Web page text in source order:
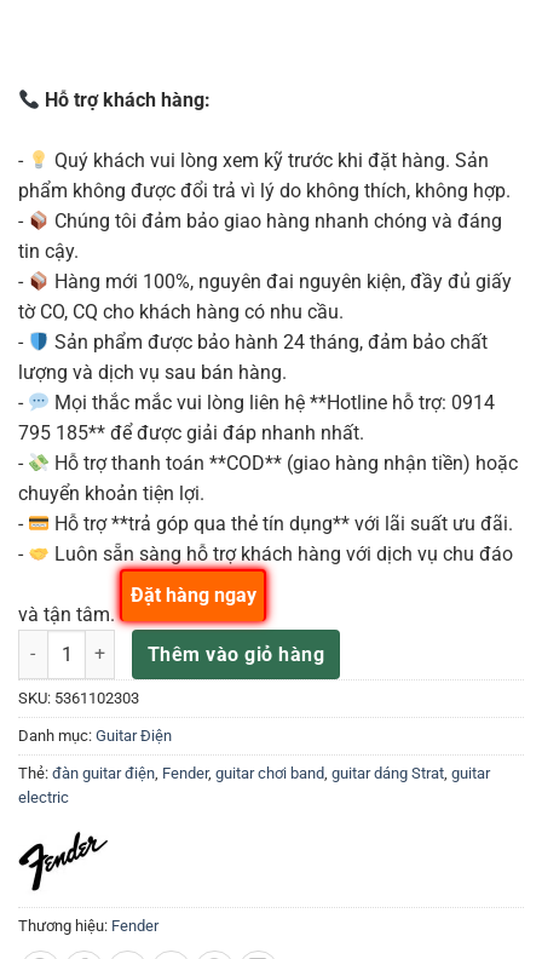
Hỗ trợ khách hàng:
-
Quý khách vui lòng xem kỹ trước khi đặt hàng. Sản
phẩm không được đổi trả vì lý do không thích, không hợp.
-
Chúng tôi đảm bảo giao hàng nhanh chóng và đáng
tin cậy.
-
Hàng mới 100%, nguyên đai nguyên kiện, đầy đủ giấy
tờ CO, CQ cho khách hàng có nhu cầu.
-
Sản phẩm được bảo hành 24 tháng, đảm bảo chất
lượng và dịch vụ sau bán hàng.
-
Mọi thắc mắc vui lòng liên hệ **Hotline hỗ trợ: 0914
795 185** để được giải đáp nhanh nhất.
-
Hỗ trợ thanh toán **COD** (giao hàng nhận tiền) hoặc
chuyển khoản tiện lợi.
-
Hỗ trợ **trả góp qua thẻ tín dụng** với lãi suất ưu đãi.
-
Luôn sẵn sàng hỗ trợ khách hàng với dịch vụ chu đáo
và tận tâm.
Fender đàn guitar điện strat Tradi 50S SSS MN 2TS 5361102303
Thêm vào giỏ hàng
Đặt hàng ngay
SKU: 5361102303
Danh mục: Guitar Điện
Thẻ: đàn guitar điện, Fender, guitar chơi band, guitar dáng Strat, guitar
electric
Thương hiệu: Fender